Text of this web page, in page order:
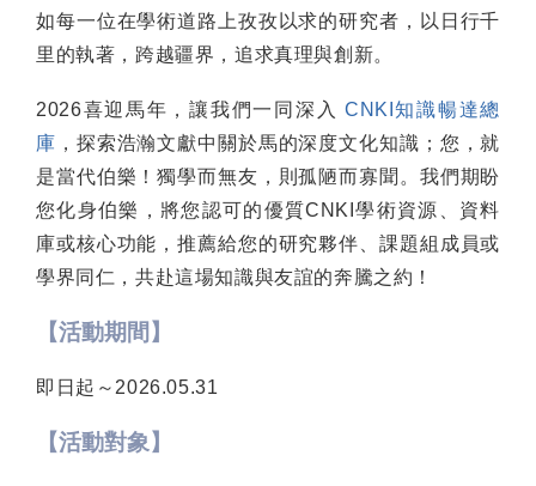
如每一位在學術道路上孜孜以求的研究者，以日行千
里的執著，跨越疆界，追求真理與創新。
2026喜迎馬年，讓我們一同深入 CNKI知識暢達總
庫 ，探索浩瀚文獻中關於馬的深度文化知識；您，就
是當代伯樂！獨學而無友，則孤陋而寡聞。我們期盼
您化身伯樂，將您認可的優質CNKI學術資源、資料
庫或核心功能，推薦給您的研究夥伴、課題組成員或
學界同仁，共赴這場知識與友誼的奔騰之約！
【活動期間】
即日起～2026.05.31
【活動對象】